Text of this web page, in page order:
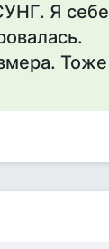
Я себе
Тоже